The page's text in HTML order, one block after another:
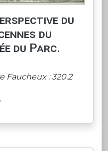
du
du
du Parc.
Faucheux : 320.2